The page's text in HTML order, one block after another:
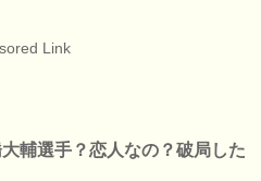
Link
輔選手？恋人なの？破局した